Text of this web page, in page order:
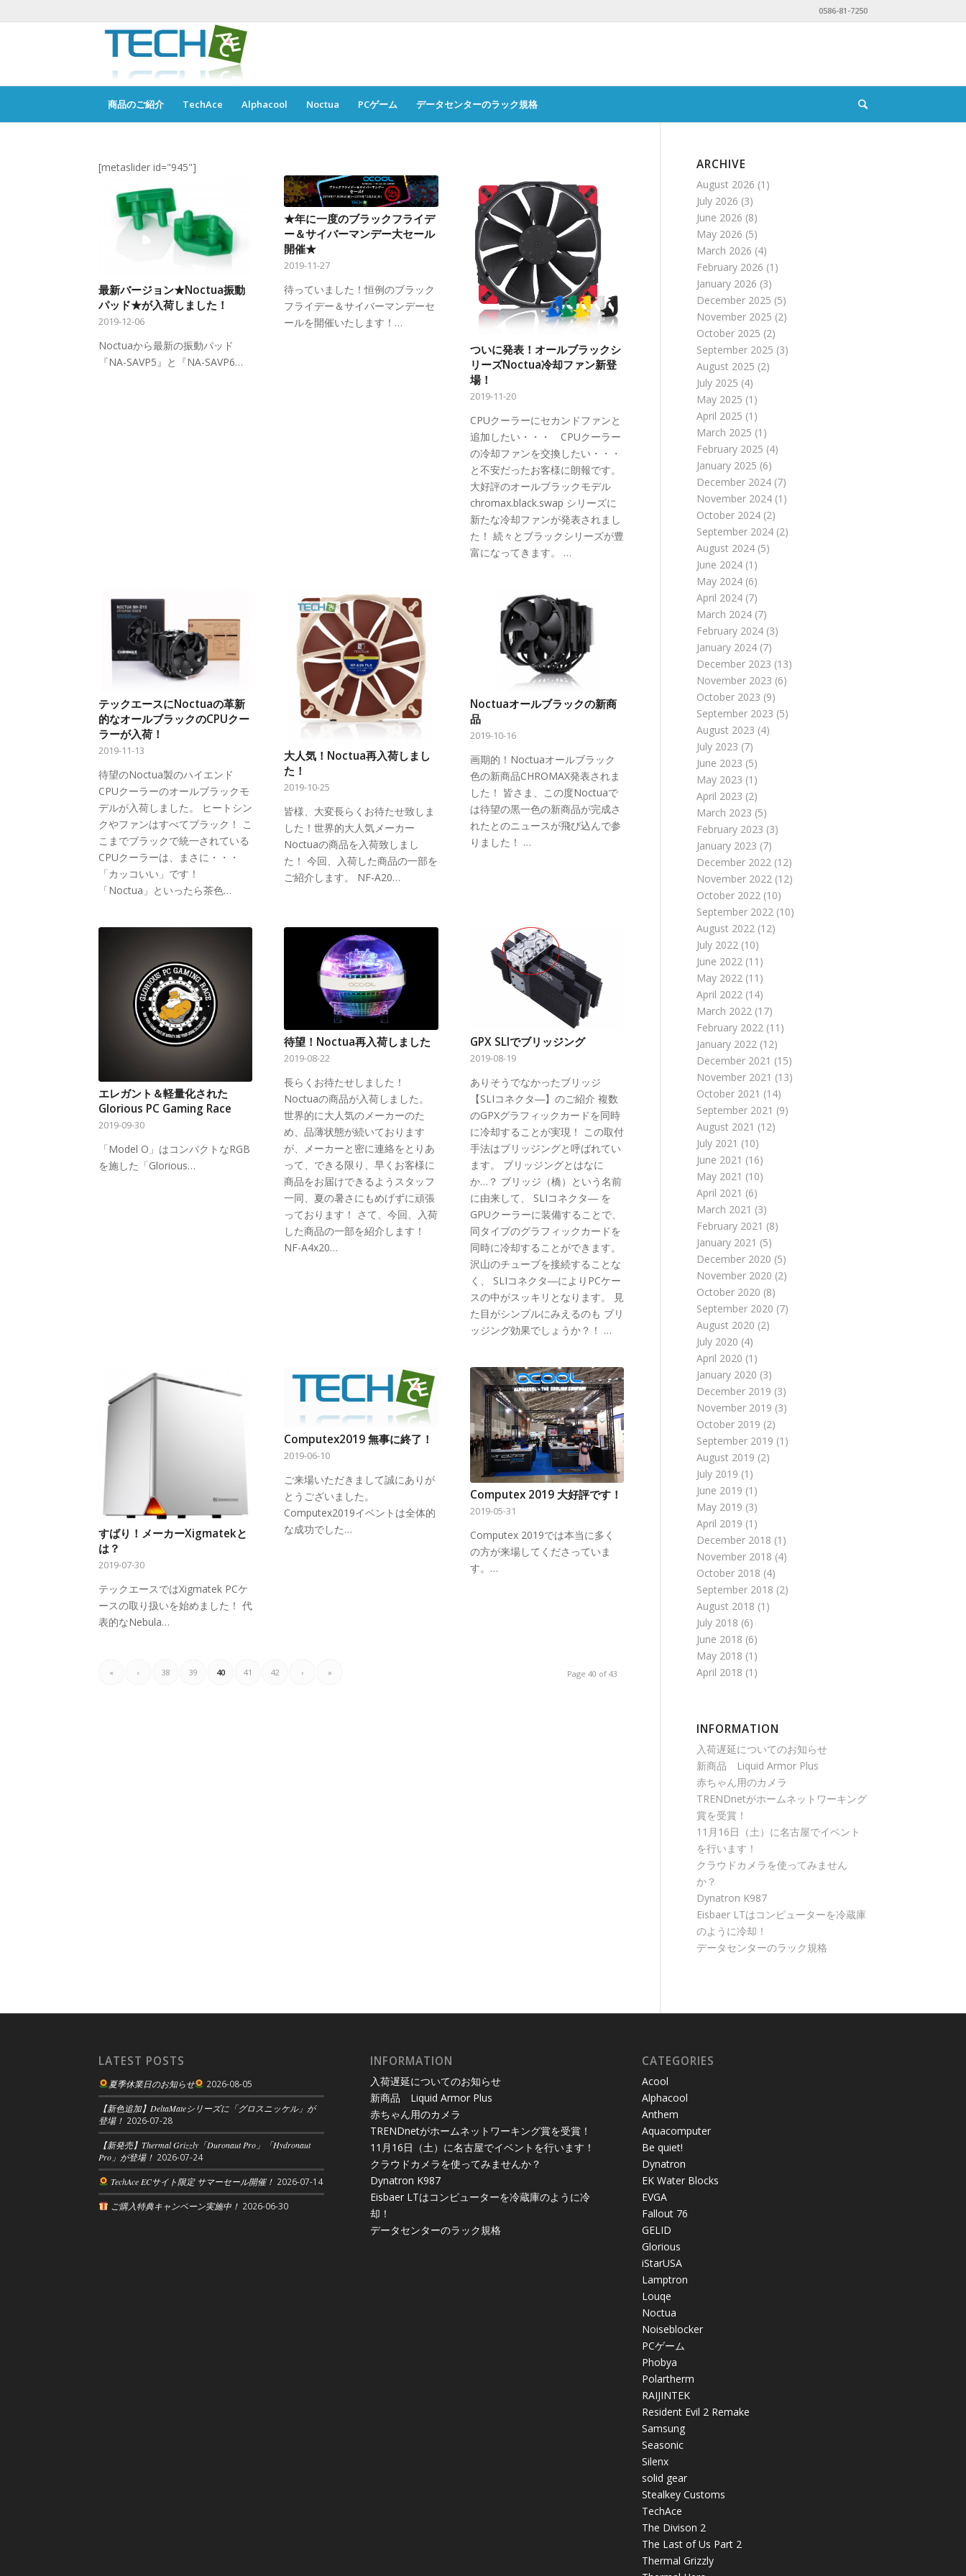
0586-81-7250
商品のご紹介 TechAce Alphacool Noctua PCゲーム データセンターのラック規格
[metaslider id="945"]
最新バージョン★Noctua振動
パッド★が入荷しました！
2019-12-06
Noctuaから最新の振動パッド
『NA-SAVP5』と『NA-SAVP6…
★年に一度のブラックフライデ
ー＆サイバーマンデー大セール
開催★
2019-11-27
待っていました！恒例のブラック
フライデー＆サイバーマンデーセ
ールを開催いたします！…
ついに発表！オールブラックシ
リーズNoctua冷却ファン新登
場！
2019-11-20
CPUクーラーにセカンドファンと
追加したい・・・ CPUクーラー
の冷却ファンを交換したい・・・
と不安だったお客様に朗報です。
大好評のオールブラックモデル
chromax.black.swap シリーズに
新たな冷却ファンが発表されまし
た！ 続々とブラックシリーズが豊
富になってきます。 …
テックエースにNoctuaの革新
的なオールブラックのCPUクー
ラーが入荷！
2019-11-13
待望のNoctua製のハイエンド
CPUクーラーのオールブラックモ
デルが入荷しました。 ヒートシン
クやファンはすべてブラック！ こ
こまでブラックで統一されている
CPUクーラーは、まさに・・・
「カッコいい」です！
「Noctua」といったら茶色…
大人気！Noctua再入荷しまし
た！
2019-10-25
皆様、大変長らくお待たせ致しま
した！世界的大人気メーカー
Noctuaの商品を入荷致しまし
た！ 今回、入荷した商品の一部を
ご紹介します。 NF-A20…
Noctuaオールブラックの新商
品
2019-10-16
画期的！Noctuaオールブラック
色の新商品CHROMAX発表されま
した！ 皆さま、この度Noctuaで
は待望の黒一色の新商品が完成さ
れたとのニュースが飛び込んで参
りました！ …
エレガント＆軽量化された
Glorious PC Gaming Race
2019-09-30
「Model O」はコンパクトなRGB
を施した「Glorious…
待望！Noctua再入荷しました
2019-08-22
長らくお待たせしました！
Noctuaの商品が入荷しました。
世界的に大人気のメーカーのた
め、品薄状態が続いております
が、メーカーと密に連絡をとりあ
って、できる限り、早くお客様に
商品をお届けできるようスタッフ
一同、夏の暑さにもめげずに頑張
っております！ さて、今回、入荷
した商品の一部を紹介します！
NF-A4x20…
GPX SLIでブリッジング
2019-08-19
ありそうでなかったブリッジ
【SLIコネクタ―】のご紹介 複数
のGPXグラフィックカードを同時
に冷却することが実現！ この取付
手法はブリッジングと呼ばれてい
ます。 ブリッジングとはなに
か…？ ブリッジ（橋）という名前
に由来して、 SLIコネクタ― を
GPUクーラーに装備することで、
同タイプのグラフィックカードを
同時に冷却することができます。
沢山のチューブを接続することな
く、 SLIコネクタ―によりPCケー
スの中がスッキリとなります。 見
た目がシンプルにみえるのも ブリ
ッジング効果でしょうか？！ …
すばり！メーカーXigmatekと
は？
2019-07-30
テックエースではXigmatek PCケ
ースの取り扱いを始めました！ 代
表的なNebula…
Computex2019 無事に終了！
2019-06-10
ご来場いただきまして誠にありが
とうございました。
Computex2019イベントは全体的
な成功でした…
Computex 2019 大好評です！
2019-05-31
Computex 2019では本当に多く
の方が来場してくださっていま
す。…
Page 40 of 43
« ‹ 38 39 40 41 42 › »
ARCHIVE
August 2026 (1)
July 2026 (3)
June 2026 (8)
May 2026 (5)
March 2026 (4)
February 2026 (1)
January 2026 (3)
December 2025 (5)
November 2025 (2)
October 2025 (2)
September 2025 (3)
August 2025 (2)
July 2025 (4)
May 2025 (1)
April 2025 (1)
March 2025 (1)
February 2025 (4)
January 2025 (6)
December 2024 (7)
November 2024 (1)
October 2024 (2)
September 2024 (2)
August 2024 (5)
June 2024 (1)
May 2024 (6)
April 2024 (7)
March 2024 (7)
February 2024 (3)
January 2024 (7)
December 2023 (13)
November 2023 (6)
October 2023 (9)
September 2023 (5)
August 2023 (4)
July 2023 (7)
June 2023 (5)
May 2023 (1)
April 2023 (2)
March 2023 (5)
February 2023 (3)
January 2023 (7)
December 2022 (12)
November 2022 (12)
October 2022 (10)
September 2022 (10)
August 2022 (12)
July 2022 (10)
June 2022 (11)
May 2022 (11)
April 2022 (14)
March 2022 (17)
February 2022 (11)
January 2022 (12)
December 2021 (15)
November 2021 (13)
October 2021 (14)
September 2021 (9)
August 2021 (12)
July 2021 (10)
June 2021 (16)
May 2021 (10)
April 2021 (6)
March 2021 (3)
February 2021 (8)
January 2021 (5)
December 2020 (5)
November 2020 (2)
October 2020 (8)
September 2020 (7)
August 2020 (2)
July 2020 (4)
April 2020 (1)
January 2020 (3)
December 2019 (3)
November 2019 (3)
October 2019 (2)
September 2019 (1)
August 2019 (2)
July 2019 (1)
June 2019 (1)
May 2019 (3)
April 2019 (1)
December 2018 (1)
November 2018 (4)
October 2018 (4)
September 2018 (2)
August 2018 (1)
July 2018 (6)
June 2018 (6)
May 2018 (1)
April 2018 (1)
INFORMATION
入荷遅延についてのお知らせ
新商品 Liquid Armor Plus
赤ちゃん用のカメラ
TRENDnetがホームネットワーキング
賞を受賞！
11月16日（土）に名古屋でイベント
を行います！
クラウドカメラを使ってみません
か？
Dynatron K987
Eisbaer LTはコンピューターを冷蔵庫
のように冷却！
データセンターのラック規格
LATEST POSTS
夏季休業日のお知らせ 2026-08-05
【新色追加】DeltaMateシリーズに「グロスニッケル」が
登場！ 2026-07-28
【新発売】Thermal Grizzly「Duronaut Pro」「Hydronaut
Pro」が登場！ 2026-07-24
TechAce ECサイト限定 サマーセール開催！ 2026-07-14
ご購入特典キャンペーン実施中！ 2026-06-30
INFORMATION
入荷遅延についてのお知らせ
新商品 Liquid Armor Plus
赤ちゃん用のカメラ
TRENDnetがホームネットワーキング賞を受賞！
11月16日（土）に名古屋でイベントを行います！
クラウドカメラを使ってみませんか？
Dynatron K987
Eisbaer LTはコンピューターを冷蔵庫のように冷
却！
データセンターのラック規格
CATEGORIES
Acool
Alphacool
Anthem
Aquacomputer
Be quiet!
Dynatron
EK Water Blocks
EVGA
Fallout 76
GELID
Glorious
iStarUSA
Lamptron
Louqe
Noctua
Noiseblocker
PCゲーム
Phobya
Polartherm
RAIJINTEK
Resident Evil 2 Remake
Samsung
Seasonic
Silenx
solid gear
Stealkey Customs
TechAce
The Divison 2
The Last of Us Part 2
Thermal Grizzly